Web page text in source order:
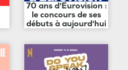
70 ans d'Eurovision :
le concours de ses
débuts à aujourd'hui